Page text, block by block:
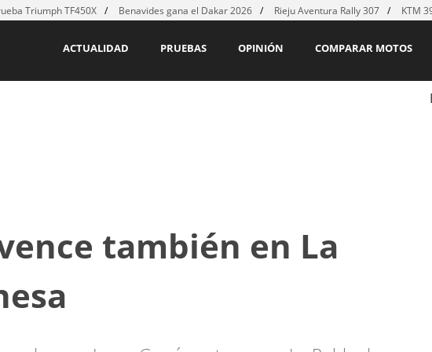
Triumph TF450X Benavides gana el Dakar 2026 Rieju Aventura Rally 307 KTM
COMPARAR MOTOS
OPINIÓN
PRUEBAS
ACTUALIDAD
también en La